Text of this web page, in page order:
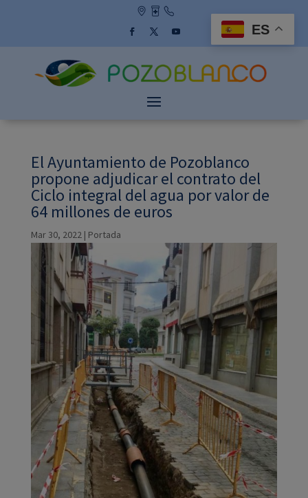
El Ayuntamiento de Pozoblanco
propone adjudicar el contrato del
Ciclo integral del agua por valor de
64 millones de euros
Mar 30, 2022| Portada
ES